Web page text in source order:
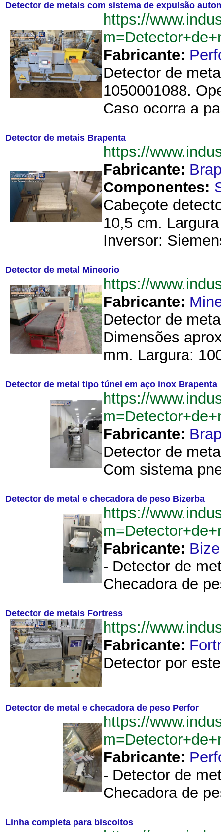
Detector de metais com sistema de expulsão
https://
Fabricante:
Detector de
1050001088.
Caso ocorra a
Detector de metais Brapenta
https://
Fabricante:
Componentes:
Cabeçote
10,5 cm.
Inversor:
Detector de metal Mineorio
https://
Fabricante:
Detector de
Dimensões
mm. Largura:
Detector de metal tipo túnel em aço inox Brapenta
https://
Fabricante:
Detector de
Com sistema
Detector de metal e checadora de peso Bizerba
https://
Fabricante:
- Detector de
Checadora de
Detector de metais Fortress
https://
Fabricante:
Detector por
Detector de metal e checadora de peso Perfor
https://
Fabricante:
- Detector de
Checadora de
Linha completa para biscoitos